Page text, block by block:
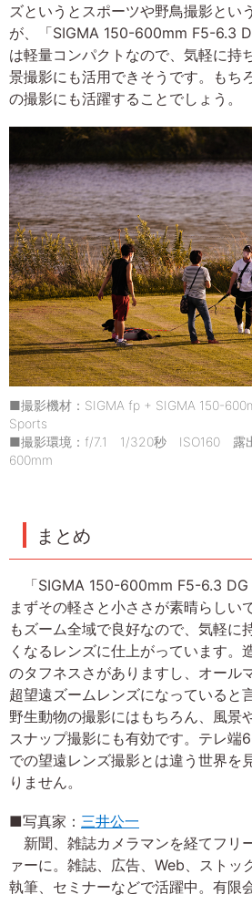
ズというとスポーツや野鳥撮影とい
が、「SIGMA 150-600mm F5-6.3
は軽量コンパクトなので、気軽に持
景撮影にも活用できそうです。もち
の撮影にも活躍することでしょう。
■撮影機材：SIGMA fp + SIGMA 150-
Sports
■撮影環境：f/7.1 1/320秒 ISO160 露
600mm
まとめ
「SIGMA 150-600mm F5-6.3
まずその軽さと小ささが素晴らしい
もズーム全域で良好なので、気軽に
くなるレンズに仕上がっています。
のタフネスさがありますし、オール
超望遠ズームレンズになっていると
野生動物の撮影にはもちろん、風景
スナップ撮影にも有効です。テレ端
での望遠レンズ撮影とは違う世界を
りません。
■写真家： 三井公一
新聞、雑誌カメラマンを経てフリ
ァーに。雑誌、広告、Web、ストッ
執筆、セミナーなどで活躍中。有限